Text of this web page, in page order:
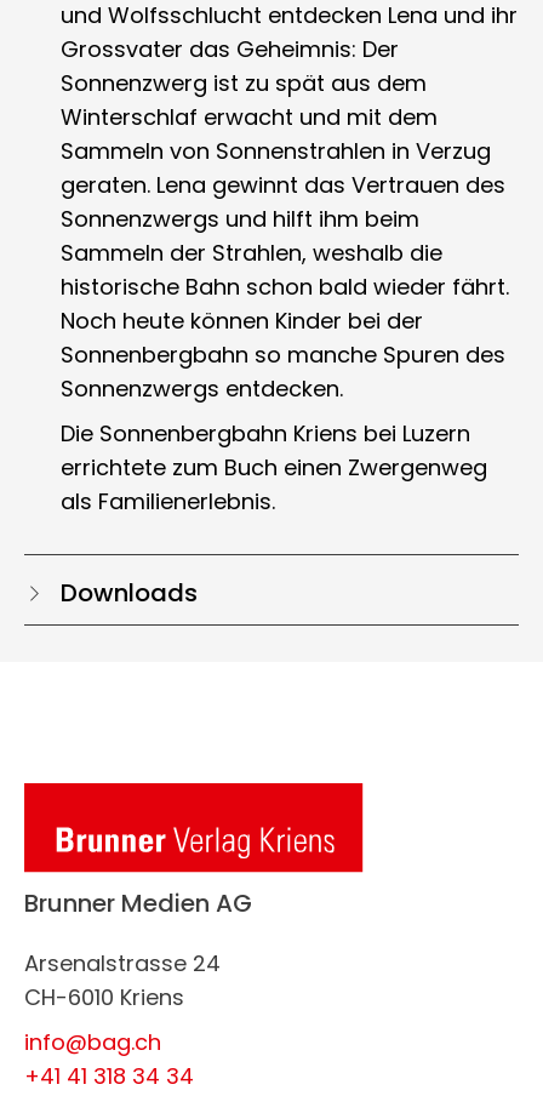
und Wolfsschlucht entdecken Lena und ihr
Grossvater das Geheimnis: Der
Sonnenzwerg ist zu spät aus dem
Winterschlaf erwacht und mit dem
Sammeln von Sonnenstrahlen in Verzug
geraten. Lena gewinnt das Vertrauen des
Sonnenzwergs und hilft ihm beim
Sammeln der Strahlen, weshalb die
historische Bahn schon bald wieder fährt.
Noch heute können Kinder bei der
Sonnenbergbahn so manche Spuren des
Sonnenzwergs entdecken.
Die Sonnenbergbahn Kriens bei Luzern
errichtete zum Buch einen Zwergenweg
als Familienerlebnis.
Downloads
Brunner Medien AG
Arsenalstrasse 24
CH-6010 Kriens
info@bag.ch
+41 41 318 34 34